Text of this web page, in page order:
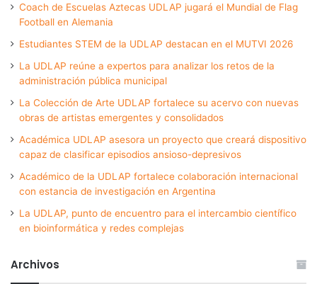
Coach de Escuelas Aztecas UDLAP jugará el Mundial de Flag
Football en Alemania
Estudiantes STEM de la UDLAP destacan en el MUTVI 2026
La UDLAP reúne a expertos para analizar los retos de la
administración pública municipal
La Colección de Arte UDLAP fortalece su acervo con nuevas
obras de artistas emergentes y consolidados
Académica UDLAP asesora un proyecto que creará dispositivo
capaz de clasificar episodios ansioso-depresivos
Académico de la UDLAP fortalece colaboración internacional
con estancia de investigación en Argentina
La UDLAP, punto de encuentro para el intercambio científico
en bioinformática y redes complejas
Archivos